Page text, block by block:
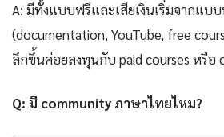
A: มีทั้งแบบฟรีและเสียเงินเริ่มจากแบ
(documentation, YouTube, free
ลึกขึ้นค่อยลงทุนกับ paid courses หรือ
Q: มี community ภาษาไทยไหม?